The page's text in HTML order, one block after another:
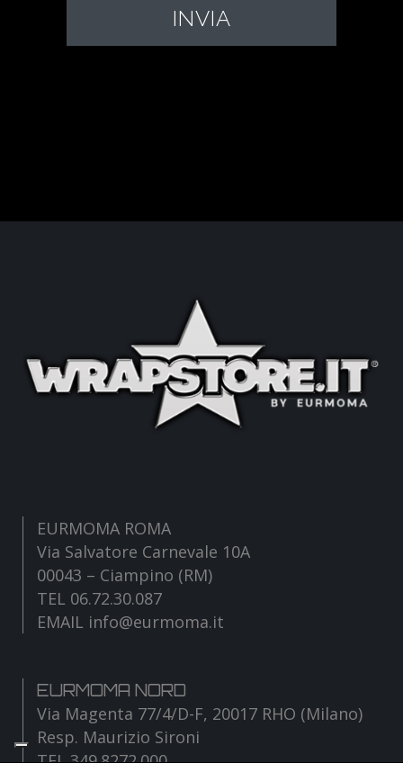
EURMOMA ROMA
Via Salvatore Carnevale 10A
00043 – Ciampino (RM)
TEL 06.72.30.087
EMAIL info@eurmoma.it
EURMOMA NORD
Via Magenta 77/4/D-F, 20017 RHO (Milano)
Resp. Maurizio Sironi